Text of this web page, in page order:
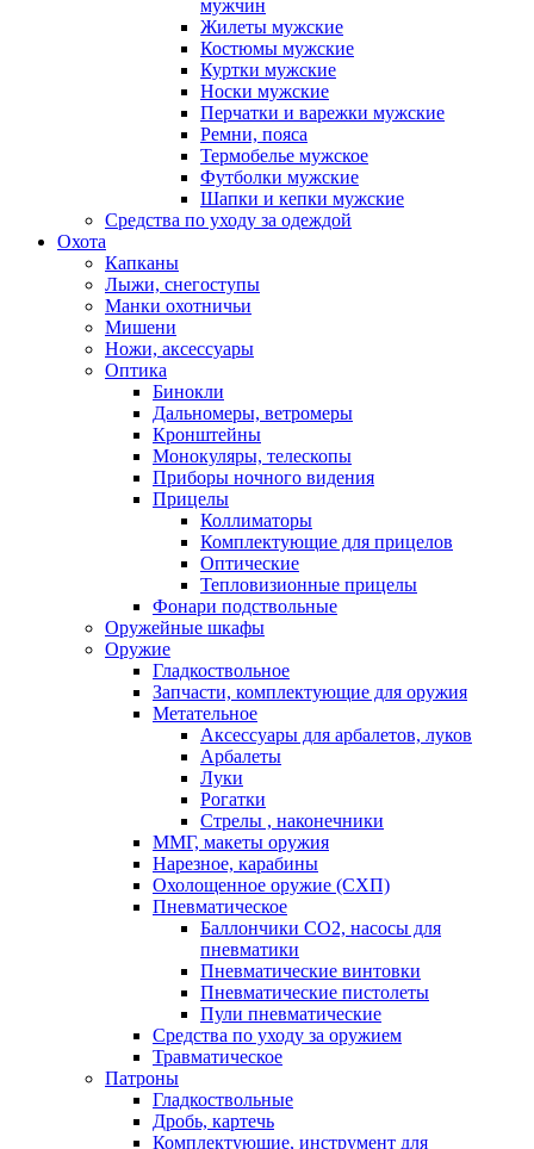
мужчин
Жилеты мужские
Костюмы мужские
Куртки мужские
Носки мужские
Перчатки и варежки мужские
Ремни, пояса
Термобелье мужское
Футболки мужские
Шапки и кепки мужские
Средства по уходу за одеждой
Охота
Капканы
Лыжи, снегоступы
Манки охотничьи
Мишени
Ножи, аксессуары
Оптика
Бинокли
Дальномеры, ветромеры
Кронштейны
Монокуляры, телескопы
Приборы ночного видения
Прицелы
Коллиматоры
Комплектующие для прицелов
Оптические
Тепловизионные прицелы
Фонари подствольные
Оружейные шкафы
Оружие
Гладкоствольное
Запчасти, комплектующие для оружия
Метательное
Аксессуары для арбалетов, луков
Арбалеты
Луки
Рогатки
Стрелы , наконечники
ММГ, макеты оружия
Нарезное, карабины
Охолощенное оружие (СХП)
Пневматическое
Баллончики СО2, насосы для
пневматики
Пневматические винтовки
Пневматические пистолеты
Пули пневматические
Средства по уходу за оружием
Травматическое
Патроны
Гладкоствольные
Дробь, картечь
Комплектующие, инструмент для